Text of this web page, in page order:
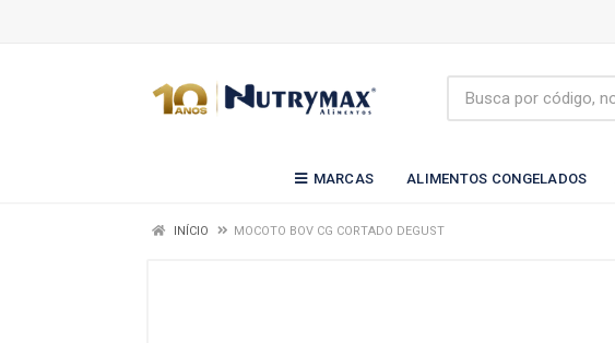
MARCAS ALIMENTOS CONGELADOS
INÍCIO MOCOTO BOV CG CORTADO DEGUST